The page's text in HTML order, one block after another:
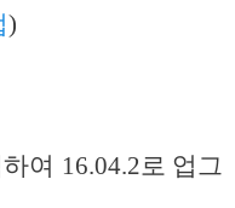
)
여 16.04.2로 업그